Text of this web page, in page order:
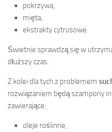
pokrzywa,
mięta,
ekstrakty cytrusowe.
Świetnie sprawdzą się w
dłuższy czas.
Z kolei dla tych z problemem
rozwiązaniem będą szampony
zawierające:
oleje roślinne,